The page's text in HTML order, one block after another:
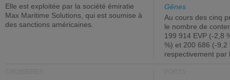
Elle est exploitée par la société émiratie
Max Maritime Solutions, qui est soumise à
des sanctions américaines.
Gênes
Au cours des cinq
le nombre de
199 914 EVP (-2,8
%) et 200 686 (-9,2
respectivement par